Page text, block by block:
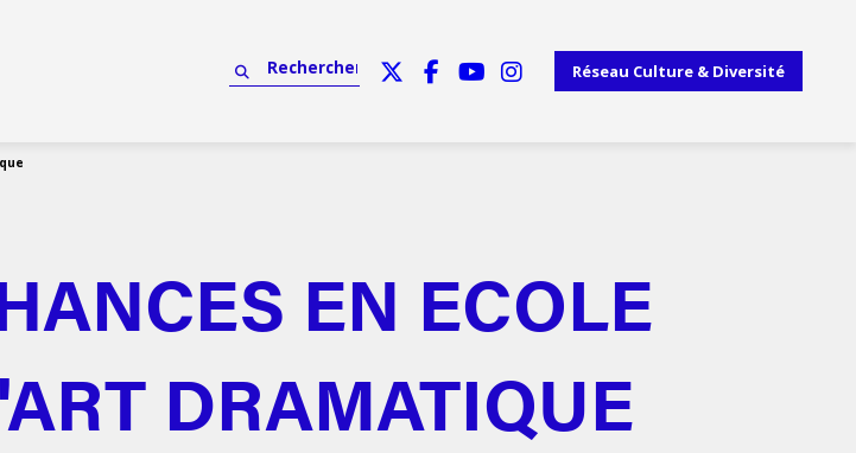
Réseau Culture & Diversité
EN ECOLE
DRAMATIQUE